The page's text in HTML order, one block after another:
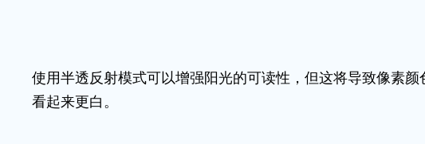
使用半透反射模式可以增强阳光的可读性，但这将导致像素
看起来更白。